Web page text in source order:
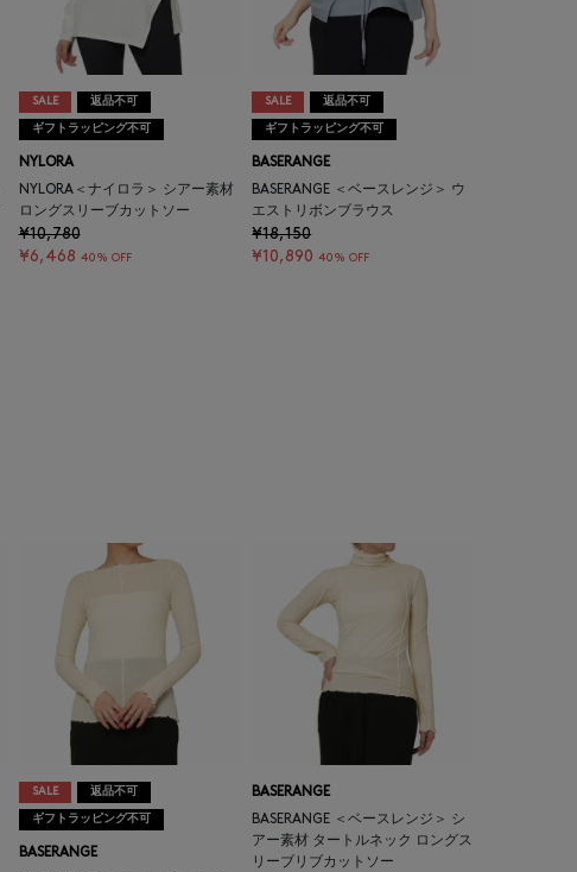
SALE 返品不可
ギフトラッピング不可
NYLORA
NYLORA＜ナイロラ＞ シアー素材
ロングスリーブカットソー
¥10,780
¥6,468 40% OFF
SALE 返品不可
ギフトラッピング不可
BASERANGE
BASERANGE ＜ベースレンジ＞ ウ
エストリボンブラウス
¥18,150
¥10,890 40% OFF
SALE 返品不可
ギフトラッピング不可
BASERANGE
BASERANGE
BASERANGE ＜ベースレンジ＞ シ
アー素材 タートルネック ロングス
リーブリブカットソー